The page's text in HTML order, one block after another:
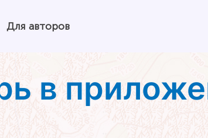
Для авторов
в